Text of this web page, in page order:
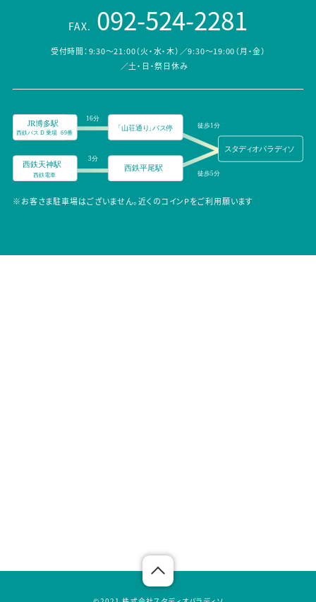
FAX. 092-524-2281
受付時間：9:30～21:00（火・水・木）／9:30～19:00（月・金）
／土・日・祭日休み
※お客さま駐車場はございません。近くのコインPをご利用願います